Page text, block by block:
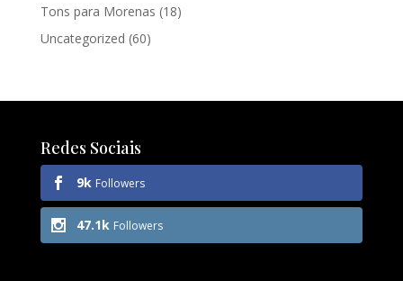
Tons para Morenas (18)
Uncategorized (60)
Redes Sociais
9k Followers
47.1k Followers